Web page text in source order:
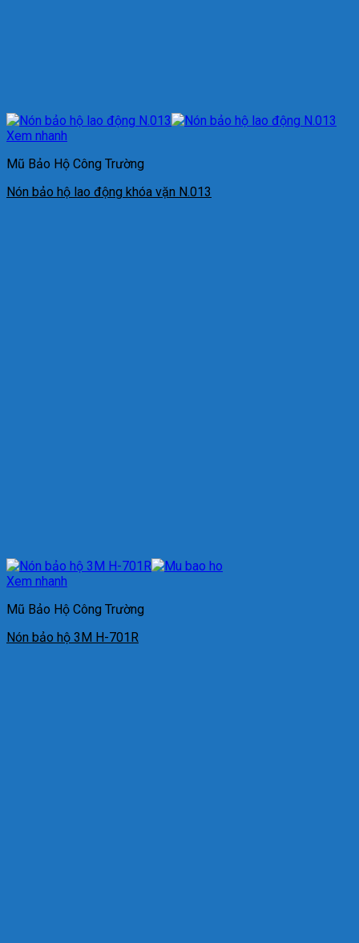
Xem nhanh
Mũ Bảo Hộ Công Trường
Nón bảo hộ lao động khóa vặn N.013
Xem nhanh
Mũ Bảo Hộ Công Trường
Nón bảo hộ 3M H-701R